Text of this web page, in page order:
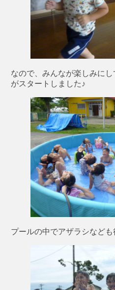
なので、みんなが楽しみに
がスタートしました♪
プールの中でアザラシなど